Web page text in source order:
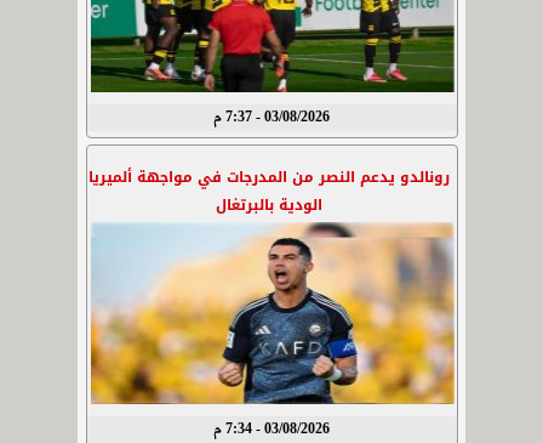
03/08/2026 - 7:37 م
رونالدو يدعم النصر من المدرجات في مواجهة ألميريا
الودية بالبرتغال
03/08/2026 - 7:34 م